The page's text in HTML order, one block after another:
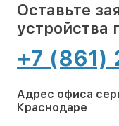
Оставьте
устройства
+7 (861)
Адрес офиса
Краснодаре